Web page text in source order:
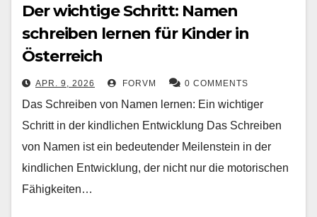
Der wichtige Schritt: Namen
schreiben lernen für Kinder in
Österreich
APR. 9, 2026 FORVM 0 COMMENTS
Das Schreiben von Namen lernen: Ein wichtiger
Schritt in der kindlichen Entwicklung Das Schreiben
von Namen ist ein bedeutender Meilenstein in der
kindlichen Entwicklung, der nicht nur die motorischen
Fähigkeiten…